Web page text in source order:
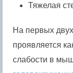
Тяжелая
На первых
проявляется
слабости в